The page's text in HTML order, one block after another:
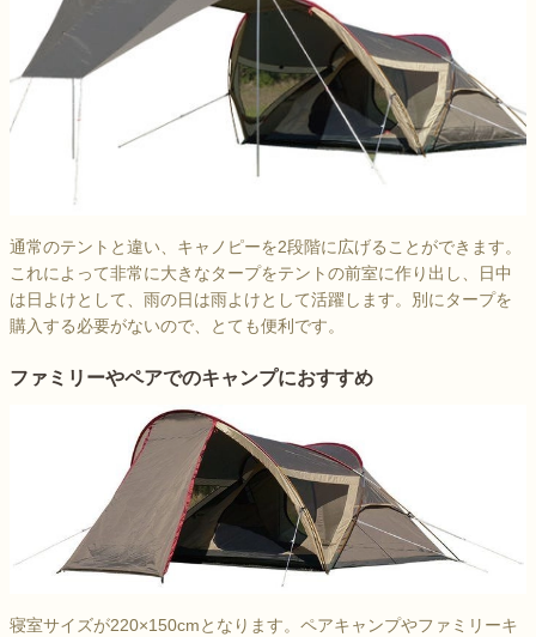
通常のテントと違い、キャノピーを2段階に広げることができます。
これによって非常に大きなタープをテントの前室に作り出し、日中
は日よけとして、雨の日は雨よけとして活躍します。別にタープを
購入する必要がないので、とても便利です。
ファミリーやペアでのキャンプにおすすめ
寝室サイズが220×150cmとなります。ペアキャンプやファミリーキ